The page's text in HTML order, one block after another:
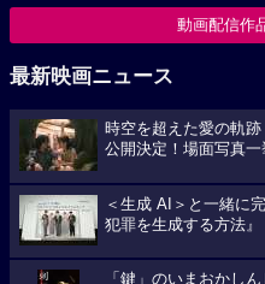
動画配信作
最新映画ニュース
時空を超えた愛の軌
公開決定！場面写真一
＜生成 AI＞と一緒に
犯罪を生成する方法』
「鍵」のいまおかし